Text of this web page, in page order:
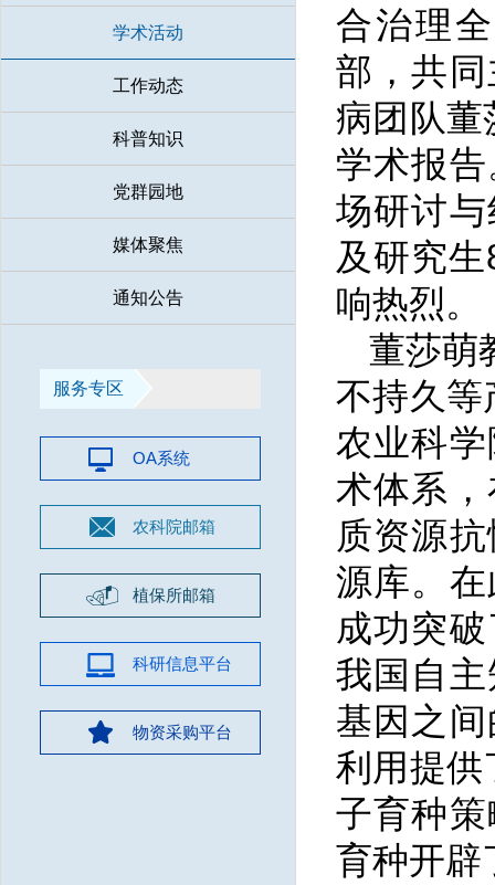
学术活动
工作动态
科普知识
党群园地
媒体聚焦
通知公告
服务专区
OA系统
农科院邮箱
植保所邮箱
科研信息平台
物资采购平台
合治理
部，共
病团队董
学术报
场研讨
及研究
响热烈。
董莎萌
不持久等
农业科
术体系
质资源
源库。
成功突
我国自
基因之
利用提供
子育种
育种开辟